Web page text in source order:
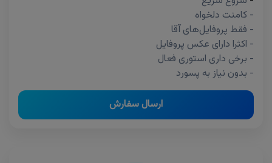
- کامنت دلخواه
- فقط پروفایل‌های آقا
- اکثرا دارای عکس پروفایل
- برخی داری استوری فعال
- بدون نیاز به پسورد
ارسال سفارش